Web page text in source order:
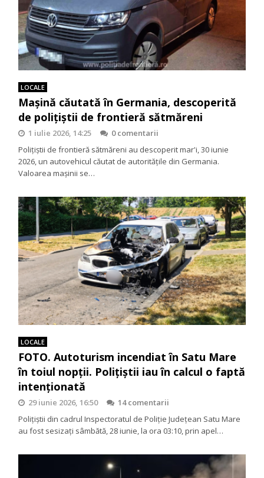
LOCALE
Mașină căutată în Germania, descoperită
de polițiștii de frontieră sătmăreni
1 iulie 2026, 14:25
0 comentarii
Polițiștii de frontieră sătmăreni au descoperit mar'i, 30 iunie
2026, un autovehicul căutat de autoritățile din Germania.
Valoarea mașinii se…
LOCALE
FOTO. Autoturism incendiat în Satu Mare
în toiul nopții. Polițiștii iau în calcul o faptă
intenționată
29 iunie 2026, 16:50
14 comentarii
Polițiștii din cadrul Inspectoratul de Poliție Județean Satu Mare
au fost sesizați sâmbătă, 28 iunie, la ora 03:10, prin apel…